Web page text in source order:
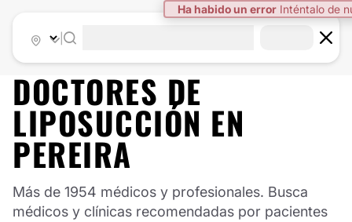
Ha habido un error Inténtalo de
DOCTORES DE
LIPOSUCCIÓN EN
PEREIRA
Más de 1954 médicos y profesionales. Busca
médicos y clínicas recomendadas por pacientes